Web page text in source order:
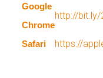
Google
Chrome
http://bit.ly/
Safari https://